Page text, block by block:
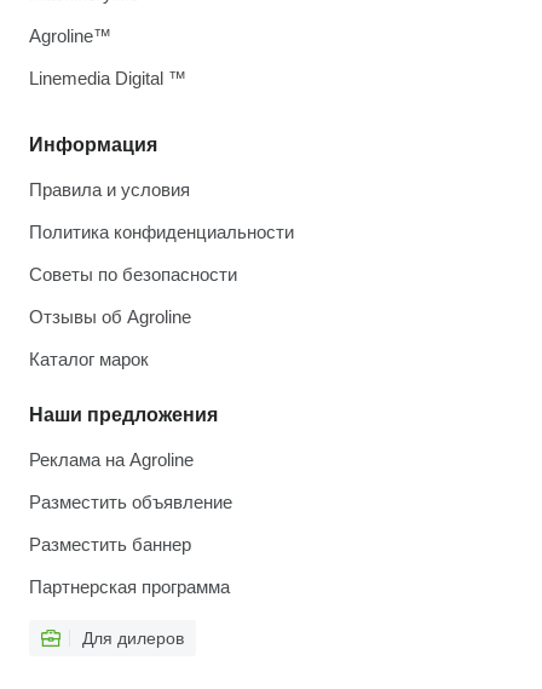
Информация
Правила и условия
Политика конфиденциальности
Советы по безопасности
Отзывы об Agroline
Каталог марок
Наши предложения
Реклама на Agroline
Разместить объявление
Разместить баннер
Партнерская программа
Для дилеров
Agroline™
Linemedia Digital ™